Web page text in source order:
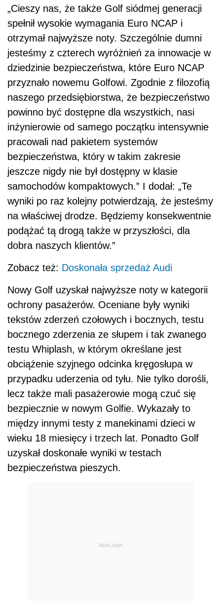
„Cieszy nas, że także Golf siódmej generacji
spełnił wysokie wymagania Euro NCAP i
otrzymał najwyższe noty. Szczególnie dumni
jesteśmy z czterech wyróżnień za innowacje w
dziedzinie bezpieczeństwa, które Euro NCAP
przyznało nowemu Golfowi. Zgodnie z filozofią
naszego przedsiębiorstwa, że bezpieczeństwo
powinno być dostępne dla wszystkich, nasi
inżynierowie od samego początku intensywnie
pracowali nad pakietem systemów
bezpieczeństwa, który w takim zakresie
jeszcze nigdy nie był dostępny w klasie
samochodów kompaktowych.” I dodał: „Te
wyniki po raz kolejny potwierdzają, że jesteśmy
na właściwej drodze. Będziemy konsekwentnie
podążać tą drogą także w przyszłości, dla
dobra naszych klientów.”
Zobacz też: Doskonała sprzedaż Audi
Nowy Golf uzyskał najwyższe noty w kategorii
ochrony pasażerów. Oceniane były wyniki
tekstów zderzeń czołowych i bocznych, testu
bocznego zderzenia ze słupem i tak zwanego
testu Whiplash, w którym określane jest
obciążenie szyjnego odcinka kręgosłupa w
przypadku uderzenia od tyłu. Nie tylko dorośli,
lecz także mali pasażerowie mogą czuć się
bezpiecznie w nowym Golfie. Wykazały to
między innymi testy z manekinami dzieci w
wieku 18 miesięcy i trzech lat. Ponadto Golf
uzyskał doskonałe wyniki w testach
bezpieczeństwa pieszych.
REKLAMA